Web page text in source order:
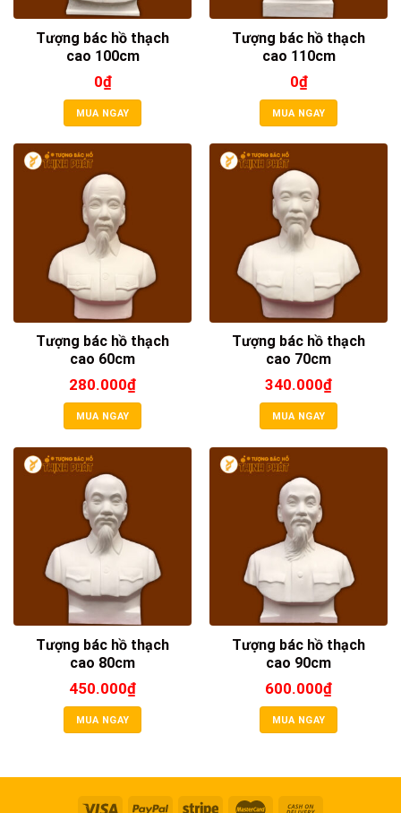
Tượng bác hồ thạch
cao 100cm
0₫
MUA NGAY
Tượng bác hồ thạch
cao 110cm
0₫
MUA NGAY
Tượng bác hồ thạch
cao 60cm
280.000₫
MUA NGAY
Tượng bác hồ thạch
cao 70cm
340.000₫
MUA NGAY
Tượng bác hồ thạch
cao 80cm
450.000₫
MUA NGAY
Tượng bác hồ thạch
cao 90cm
600.000₫
MUA NGAY